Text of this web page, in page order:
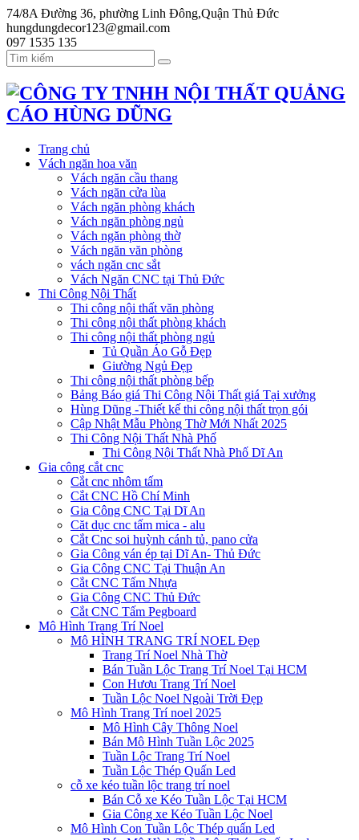
74/8A Đường 36, phường Linh Đông,Quận Thủ Đức
hungdungdecor123@gmail.com
097 1535 135
Trang chủ
Vách ngăn hoa văn
Vách ngăn cầu thang
Vách ngăn cửa lùa
Vách ngăn phòng khách
Vách ngăn phòng ngủ
Vách ngăn phòng thờ
Vách ngăn văn phòng
vách ngăn cnc sắt
Vách Ngăn CNC tại Thủ Đức
Thi Công Nội Thất
Thi công nội thất văn phòng
Thi công nội thất phòng khách
Thi công nội thất phòng ngủ
Tủ Quần Áo Gỗ Đẹp
Giường Ngủ Đẹp
Thi công nội thất phòng bếp
Bảng Báo giá Thi Công Nội Thất giá Tại xưởng
Hùng Dũng -Thiết kế thi công nội thất trọn gói
Cập Nhật Mẫu Phòng Thờ Mới Nhất 2025
Thi Công Nội Thất Nhà Phố
Thi Công Nội Thất Nhà Phố Dĩ An
Gia công cắt cnc
Cắt cnc nhôm tấm
Cắt CNC Hồ Chí Minh
Gia Công CNC Tại Dĩ An
Căt dục cnc tấm mica - alu
Cắt Cnc soi huỳnh cánh tủ, pano cửa
Gia Công ván ép tại Dĩ An- Thủ Đức
Gia Công CNC Tại Thuận An
Cắt CNC Tấm Nhựa
Gia Công CNC Thủ Đức
Cắt CNC Tấm Pegboard
Mô Hình Trang Trí Noel
Mô HÌNH TRANG TRÍ NOEL Đẹp
Trang Trí Noel Nhà Thờ
Bán Tuần Lộc Trang Trí Noel Tại HCM
Con Hươu Trang Trí Noel
Tuần Lộc Noel Ngoài Trời Đẹp
Mô Hình Trang Trí noel 2025
Mô Hình Cây Thông Noel
Bán Mô Hình Tuần Lộc 2025
Tuần Lộc Trang Trí Noel
Tuần Lộc Thép Quấn Led
cỗ xe kéo tuần lộc trang trí noel
Bán Cỗ xe Kéo Tuần Lộc Tại HCM
Gia Công xe Kéo Tuần Lộc Noel
Mô Hình Con Tuần Lộc Thép quấn Led